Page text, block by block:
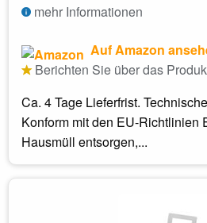
mehr Informationen
Auf Amazon
Berichten Sie über das
Ca. 4 Tage Lieferfrist.
Konform mit den EU-Richtlinien
Hausmüll entsorgen,...